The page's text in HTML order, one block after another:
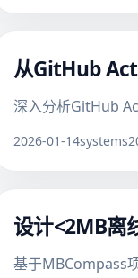
从GitHub
深入分析GitHub
2026-01-14systems
设计<2MB离
基于MBCompass